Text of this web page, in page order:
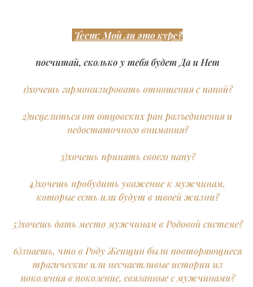
Тест: Мой ли это курс?
посчитай, сколько у тебя будет Да и Нет
1)хочешь гармонизировать отношения с папой?
2)исцелиться от отцовских ран разъединения и
недостаточного внимания?
3)хочешь принять своего папу?
4)хочешь пробудить уважение к мужчинам,
которые есть или будут в твоей жизни?
5)хочешь дать место мужчинам в Родовой системе?
6)знаешь, что в Роду Женщин были повторяющиеся
трагические или несчастливые истории из
поколения в поколение, связанные с мужчинами?